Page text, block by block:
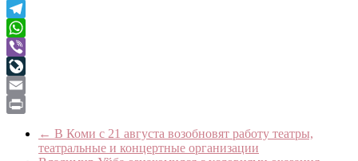
Twitter
Telegram
WhatsApp
Viber
LiveJournal
Email
← В Коми с 21 августа возобновят работу театры,
театральные и концертные организации